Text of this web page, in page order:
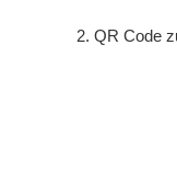
2. QR Code